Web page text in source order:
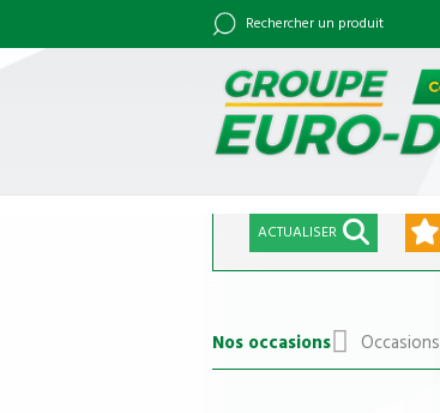
Rechercher un produit
ACTUALISER
Nos occasions Occasions